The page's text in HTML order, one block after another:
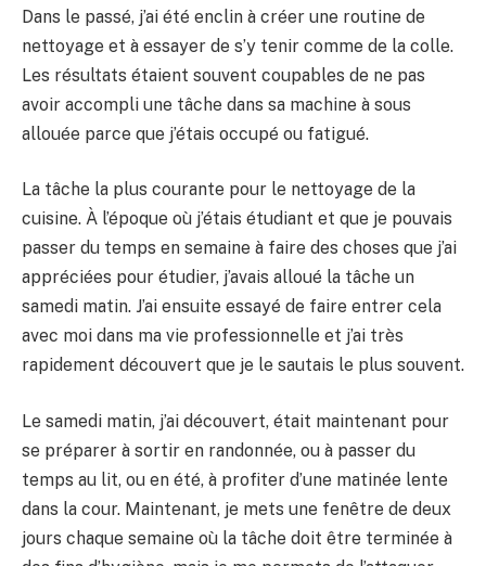
Dans le passé, j’ai été enclin à créer une routine de
nettoyage et à essayer de s’y tenir comme de la colle.
Les résultats étaient souvent coupables de ne pas
avoir accompli une tâche dans sa machine à sous
allouée parce que j’étais occupé ou fatigué.
La tâche la plus courante pour le nettoyage de la
cuisine. À l’époque où j’étais étudiant et que je pouvais
passer du temps en semaine à faire des choses que j’ai
appréciées pour étudier, j’avais alloué la tâche un
samedi matin. J’ai ensuite essayé de faire entrer cela
avec moi dans ma vie professionnelle et j’ai très
rapidement découvert que je le sautais le plus souvent.
Le samedi matin, j’ai découvert, était maintenant pour
se préparer à sortir en randonnée, ou à passer du
temps au lit, ou en été, à profiter d’une matinée lente
dans la cour. Maintenant, je mets une fenêtre de deux
jours chaque semaine où la tâche doit être terminée à